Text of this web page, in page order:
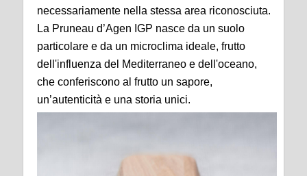
necessariamente nella stessa area riconosciuta.
La Pruneau d’Agen IGP nasce da un suolo
particolare e da un microclima ideale, frutto
dell'influenza del Mediterraneo e dell'oceano,
che conferiscono al frutto un sapore,
un’autenticità e una storia unici.